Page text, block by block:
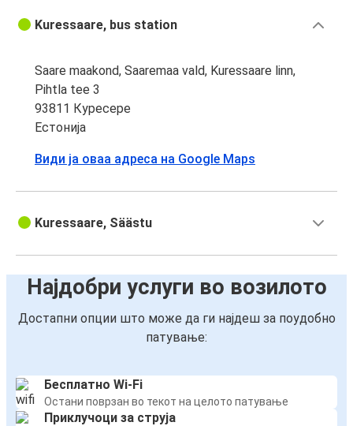
Kuressaare, bus station
Saare maakond, Saaremaa vald, Kuressaare linn,
Pihtla tee 3
93811 Куресере
Естонија
Види ја оваа адреса на Google Maps
Kuressaare, Säästu
Најдобри услуги во возилото
Достапни опции што може да ги најдеш за поудобно
патување:
Бесплатно Wi-Fi
Остани поврзан во текот на целото патување
Приклучоци за струја